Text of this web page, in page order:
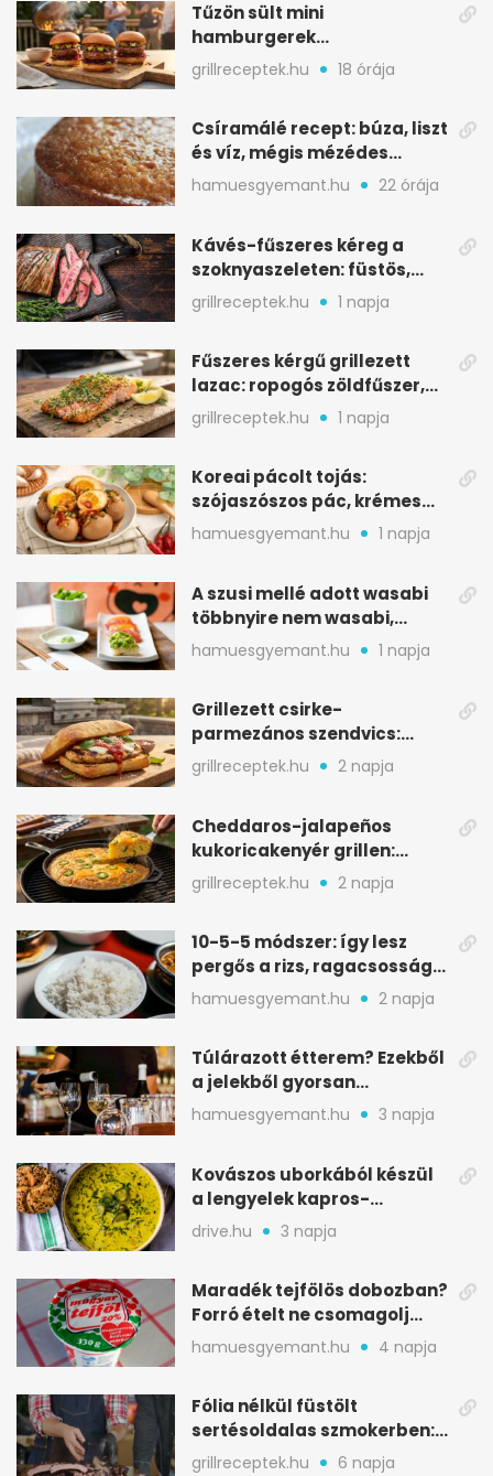
Tűzön sült mini
hamburgerek
sobrasadával: csípős-
mézes falatkák
grillreceptek.hu 18 órája
Csíramálé recept: búza, liszt
és víz, mégis mézédes
sütemény
hamuesgyemant.hu 22 órája
Kávés-fűszeres kéreg a
szoknyaszeleten: füstös,
csokoládés mélység
grillreceptek.hu 1 napja
Fűszeres kérgű grillezett
lazac: ropogós zöldfűszer,
szaftos belső
grillreceptek.hu 1 napja
Koreai pácolt tojás:
szójaszószos pác, krémes
sárgája, pár óra alatt
hamuesgyemant.hu 1 napja
A szusi mellé adott wasabi
többnyire nem wasabi,
hanem fűszerkeverék
hamuesgyemant.hu 1 napja
Grillezett csirke-
parmezános szendvics:
ropogós csirke, olvadó sajt
grillreceptek.hu 2 napja
Cheddaros-jalapeños
kukoricakenyér grillen:
ropogós alj, puha belső
grillreceptek.hu 2 napja
10-5-5 módszer: így lesz
pergős a rizs, ragacsosság
nélkül
hamuesgyemant.hu 2 napja
Túlárazott étterem? Ezekből
a jelekből gyorsan
észreveheted
hamuesgyemant.hu 3 napja
Kovászos uborkából készül
a lengyelek kapros-
savanykás levese
drive.hu 3 napja
Maradék tejfölös dobozban?
Forró ételt ne csomagolj
ilyen tégelybe
hamuesgyemant.hu 4 napja
Fólia nélkül füstölt
sertésoldalas szmokerben:
ropogós bark, 6 óra
grillreceptek.hu 6 napja